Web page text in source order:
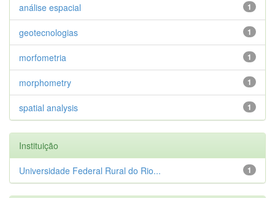
1
análise espacial
1
geotecnologias
1
morfometria
1
morphometry
1
spatial analysis
Instituição
1
Universidade Federal Rural do Rio...